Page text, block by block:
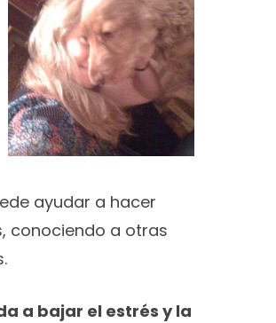
ayudar a hacer
conociendo a otras
a bajar el estrés y la